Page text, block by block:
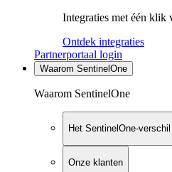
Integraties met één klik
Ontdek integraties
Partnerportaal login
Waarom SentinelOne
Waarom SentinelOne
Het SentinelOne-verschil
Onze klanten